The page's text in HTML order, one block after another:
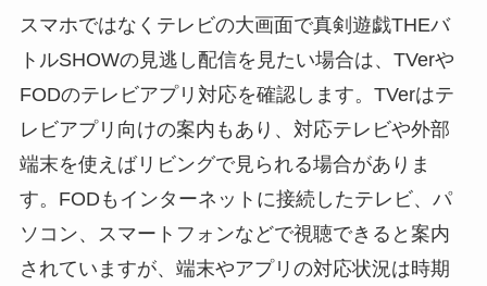
スマホではなくテレビの大画面で真剣遊戯THEバ
トルSHOWの見逃し配信を見たい場合は、TVerや
FODのテレビアプリ対応を確認します。TVerはテ
レビアプリ向けの案内もあり、対応テレビや外部
端末を使えばリビングで見られる場合がありま
す。FODもインターネットに接続したテレビ、パ
ソコン、スマートフォンなどで視聴できると案内
されていますが、端末やアプリの対応状況は時期